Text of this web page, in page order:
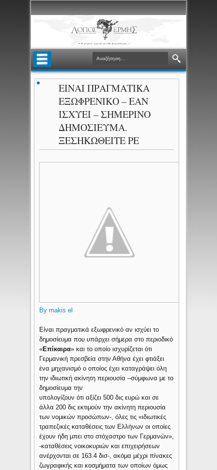
ΕΙΝΑΙ ΠΡΑΓΜΑΤΙΚΑ
ΕΞΩΦΡΕΝΙΚΟ – ΕΑΝ
ΙΣΧΥΕΙ – ΣΗΜΕΡΙΝΟ
ΔΗΜΟΣΙΕΥΜΑ.
ΞΕΣΗΚΩΘΕIΤΕ ΡΕ
By makis el
Είναι πραγματικά εξωφρενικό αν ισχύει το
δημοσίευμα που υπάρχει σήμερα στο περιοδικό
«Επίκαιρα» και το οποίο ισχυρίζεται ότι
Γερμανική πρεσβεία στην Αθήνα έχει φτιάξει
ένα μηχανισμό ο οποίος έχει καταγράψει όλη
την ιδιωτική ακίνητη περιουσία –σύμφωνα με το
δημοσίευμα την
υπολογίζουν ότι αξίζει 500 δις ευρώ και σε
άλλα 200 δις εκτιμούν την ακίνητη περιουσία
των νομικών προσώπων-, όλες τις «ιδιωτικές
τραπεζικές καταθέσεις των Ελλήνων οι οποίες
έχουν ήδη μπει στο στόχαστρο των Γερμανών»,
-καταθέσεις νοικοκυριών και επιχειρήσεων
ανέρχονται σε 163.4 δισ-, ακόμα μέχρι πίνακες
ζωγραφικής και κοσμήματα των οποίων όμως